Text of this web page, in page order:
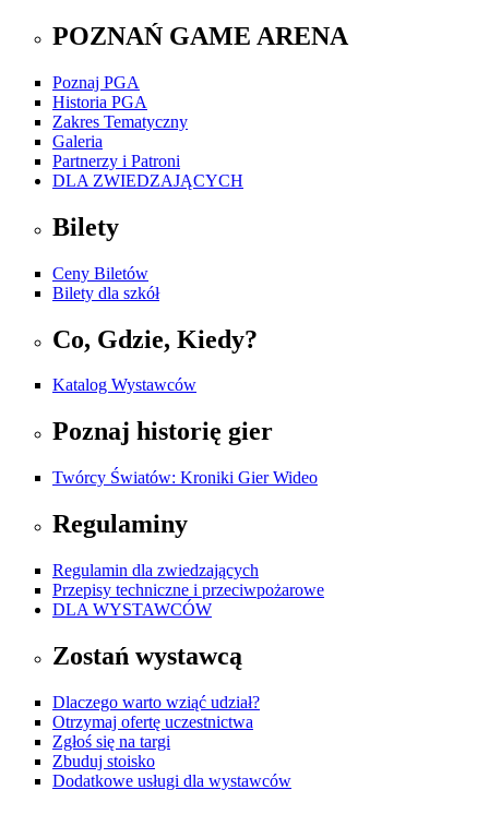
POZNAŃ GAME ARENA
Poznaj PGA
Historia PGA
Zakres Tematyczny
Galeria
Partnerzy i Patroni
DLA ZWIEDZAJĄCYCH
Bilety
Ceny Biletów
Bilety dla szkół
Co, Gdzie, Kiedy?
Katalog Wystawców
Poznaj historię gier
Twórcy Światów: Kroniki Gier Wideo
Regulaminy
Regulamin dla zwiedzających
Przepisy techniczne i przeciwpożarowe
DLA WYSTAWCÓW
Zostań wystawcą
Dlaczego warto wziąć udział?
Otrzymaj ofertę uczestnictwa
Zgłoś się na targi
Zbuduj stoisko
Dodatkowe usługi dla wystawców